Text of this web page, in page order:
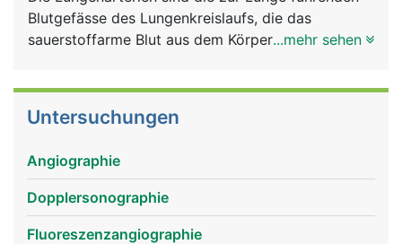
News
Rubriken
Blutgefässe des Lungenkreislaufs, die das
sauerstoffarme Blut aus dem Körperkreislauf vom
normalerweise die Venen.
...mehr sehen
Untersuchungen
Angiographie
Dopplersonographie
Fluoreszenzangiographie